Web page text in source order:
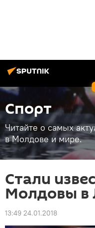
Спорт
Читайте о самых
в Молдове и мире.
Стали
Молдовы в
13:49 24.01.2018